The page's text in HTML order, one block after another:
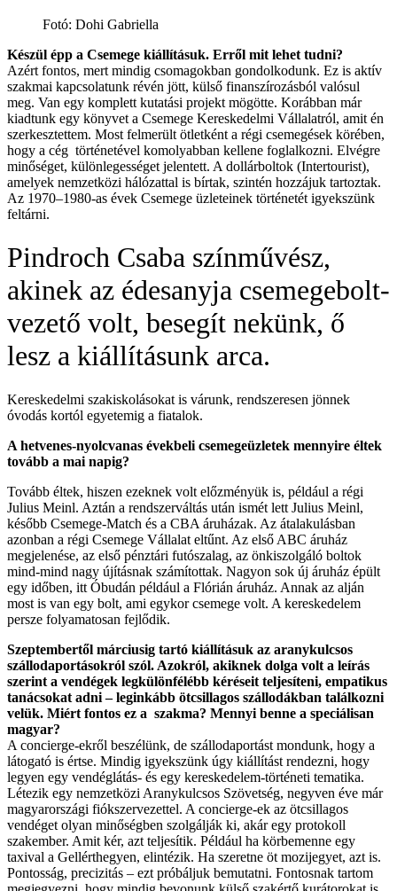
Fotó: Dohi Gabriella
Készül épp a Csemege kiállításuk. Erről mit lehet tudni?
Azért fontos, mert mindig csomagokban gondolkodunk. Ez is aktív
szakmai kapcsolatunk révén jött, külső finanszírozásból valósul
meg. Van egy komplett kutatási projekt mögötte. Korábban már
kiadtunk egy könyvet a Csemege Kereskedelmi Vállalatról, amit én
szerkesztettem. Most felmerült ötletként a régi csemegések körében,
hogy a cég történetével komolyabban kellene foglalkozni. Elvégre
minőséget, különlegességet jelentett. A dollárboltok (Intertourist),
amelyek nemzetközi hálózattal is bírtak, szintén hozzájuk tartoztak.
Az 1970–1980-as évek Csemege üzleteinek történetét igyekszünk
feltárni.
Pindroch Csaba színművész,
akinek az édesanyja csemegebolt-
vezető volt, besegít nekünk, ő
lesz a kiállításunk arca.
Kereskedelmi szakiskolásokat is várunk, rendszeresen jönnek
óvodás kortól egyetemig a fiatalok.
A hetvenes-nyolcvanas évekbeli csemegeüzletek mennyire éltek
tovább a mai napig?
Tovább éltek, hiszen ezeknek volt előzményük is, például a régi
Julius Meinl. Aztán a rendszerváltás után ismét lett Julius Meinl,
később Csemege-Match és a CBA áruházak. Az átalakulásban
azonban a régi Csemege Vállalat eltűnt. Az első ABC áruház
megjelenése, az első pénztári futószalag, az önkiszolgáló boltok
mind-mind nagy újításnak számítottak. Nagyon sok új áruház épült
egy időben, itt Óbudán például a Flórián áruház. Annak az alján
most is van egy bolt, ami egykor csemege volt. A kereskedelem
persze folyamatosan fejlődik.
Szeptembertől márciusig tartó kiállításuk az aranykulcsos
szállodaportásokról szól. Azokról, akiknek dolga volt a leírás
szerint a vendégek legkülönfélébb kéréseit teljesíteni, empatikus
tanácsokat adni – leginkább ötcsillagos szállodákban találkozni
velük. Miért fontos ez a szakma? Mennyi benne a speciálisan
magyar?
A concierge-ekről beszélünk, de szállodaportást mondunk, hogy a
látogató is értse. Mindig igyekszünk úgy kiállítást rendezni, hogy
legyen egy vendéglátás- és egy kereskedelem-történeti tematika.
Létezik egy nemzetközi Aranykulcsos Szövetség, negyven éve már
magyarországi fiókszervezettel. A concierge-ek az ötcsillagos
vendéget olyan minőségben szolgálják ki, akár egy protokoll
szakember. Amit kér, azt teljesítik. Például ha körbemenne egy
taxival a Gellérthegyen, elintézik. Ha szeretne öt mozijegyet, azt is.
Pontosság, precizitás – ezt próbáljuk bemutatni. Fontosnak tartom